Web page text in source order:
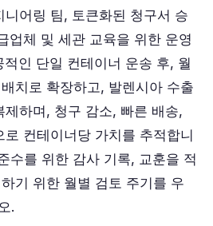
니어링 팀, 토큰화된 청구서 승
업체 및 세관 교육을 위한 운영
인 단일 컨테이너 운송 후, 월
치로 확장하고, 발렌시아 수출
제하며, 청구 감소, 빠른 배송,
컨테이너당 가치를 추적합니
수를 위한 감사 기록, 교훈을 적
기 위한 월별 검토 주기를 우
.